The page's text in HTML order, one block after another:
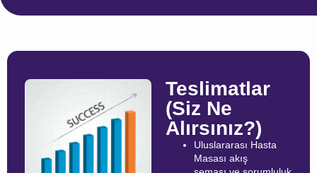
Teslimatlar
(Siz Ne
Alırsınız?)
Uluslararası Hasta
Masası akış